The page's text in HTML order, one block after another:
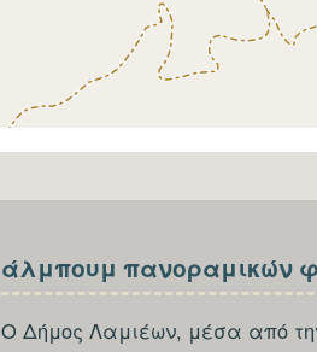
SECTION
FOOTER-
άλμπουμ πανοραμικών
Ο Δήμος Λαμιέων, μέσα από